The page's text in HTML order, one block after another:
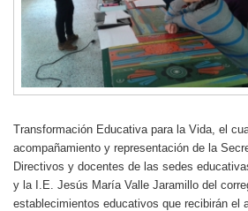
Transformación Educativa para la Vida, el
acompañamiento y representación de la
Directivos y docentes de las sedes
y la I.E. Jesús María Valle Jaramillo del
establecimientos educativos que recibirán el